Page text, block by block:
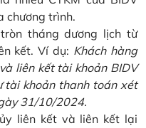
chương trình.
tháng dương lịch từ
kết. Ví dụ: Khách hàng
liên kết tài khoản BIDV
tài khoản thanh toán xét
31/10/2024.
liên kết và liên kết lại